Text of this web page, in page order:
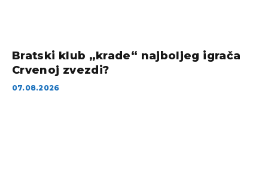
Bratski klub „krade“ najboljeg igrača
Crvenoj zvezdi?
07.08.2026